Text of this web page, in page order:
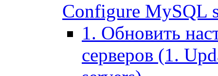
Configure MySQL
1. Обновить
серверов (1.